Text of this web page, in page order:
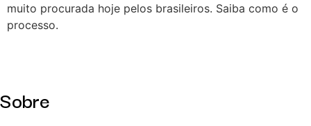
muito procurada hoje pelos brasileiros. Saiba como é o
processo.
Sobre